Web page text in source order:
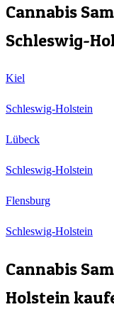
Cannabis
Schleswig-
Kiel
Schleswig-Holstein
Lübeck
Schleswig-Holstein
Flensburg
Schleswig-Holstein
Cannabis
Holstein